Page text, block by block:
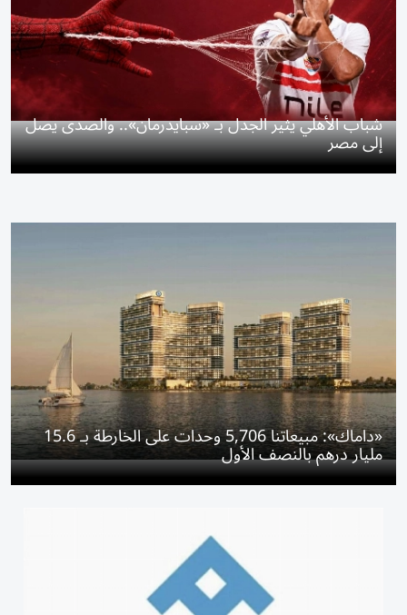
شباب الأهلي يثير الجدل بـ «سبايدرمان».. والصدى يصل
إلى مصر
«داماك»: مبيعاتنا 5,706 وحدات على الخارطة بـ 15.6
مليار درهم بالنصف الأول